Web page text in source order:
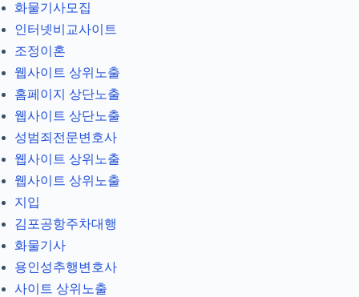
화물기사모집
인터넷비교사이트
조정이혼
웹사이트 상위노출
홈페이지 상단노출
웹사이트 상단노출
성범죄전문변호사
웹사이트 상위노출
웹사이트 상위노출
지입
김포공항주차대행
화물기사
용인성추행변호사
사이트 상위노출